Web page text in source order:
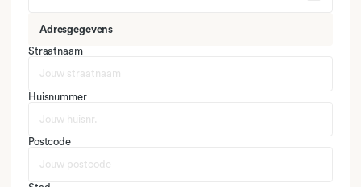
Adresgegevens
Straatnaam
Huisnummer
Postcode